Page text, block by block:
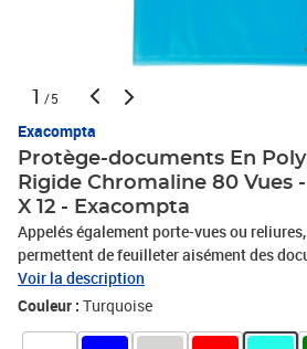
1 /5
Exacompta
Protège-documents En
Rigide Chromaline 80 Vues
X 12 - Exacompta
Appelés également porte-vues ou
permettent de feuilleter aisément des
souple translucide. Pochettes cristal lisse
Nombre de vues : 80 Format à classer : A4
Voir la description
Couleur : Turquoise